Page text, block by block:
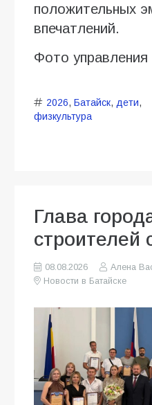
положительных
впечатлений.
Фото управления
2026, Батайск, дети,
физкультура
Глава
строителей
08.08.2026
Алена
Новости в Батайске